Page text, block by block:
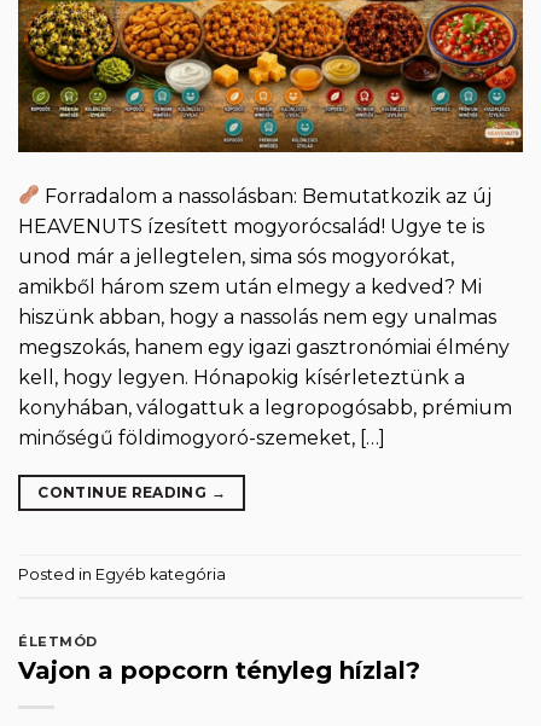
Forradalom a nassolásban: Bemutatkozik az új
HEAVENUTS ízesített mogyorócsalád! Ugye te is
unod már a jellegtelen, sima sós mogyorókat,
amikből három szem után elmegy a kedved? Mi
hiszünk abban, hogy a nassolás nem egy unalmas
megszokás, hanem egy igazi gasztronómiai élmény
kell, hogy legyen. Hónapokig kísérleteztünk a
konyhában, válogattuk a legropogósabb, prémium
minőségű földimogyoró-szemeket, […]
CONTINUE READING →
Posted in Egyéb kategória
ÉLETMÓD
Vajon a popcorn tényleg hízlal?